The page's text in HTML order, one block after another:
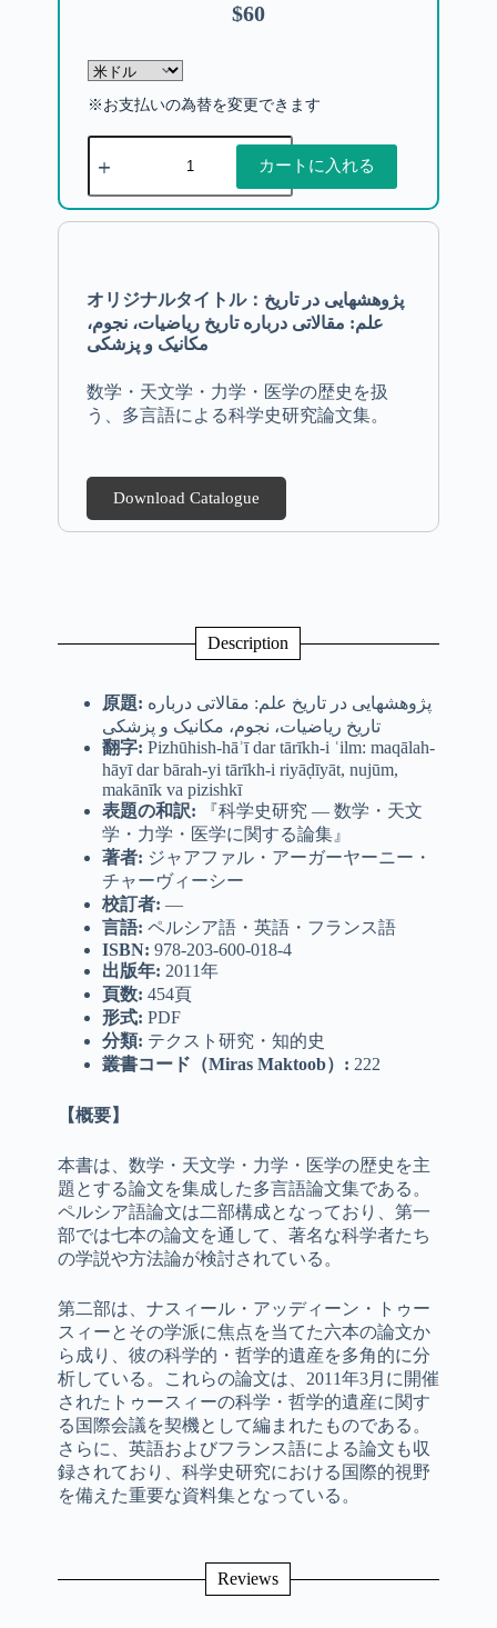
$60
※お支払いの為替を変更できます
カートに入れる
オリジナルタイトル：پژوهشهایی در تاریخ
علم: مقالاتی درباره تاریخ ریاضیات، نجوم،
مکانیک و پزشکی
数学・天文学・力学・医学の歴史を扱
う、多言語による科学史研究論文集。
Download Catalogue
Description
原題:
تاریخ ریاضیات، نجوم، مکانیک و پزشکی
翻字: Pizhūhish-hāʾī dar tārīkh-i ʿilm: maqālah-
hāyī dar bārah-yi tārīkh-i riyāḍīyāt, nujūm,
makānīk va pizishkī
表題の和訳: 『科学史研究 ― 数学・天文
学・力学・医学に関する論集』
著者: ジャアファル・アーガーヤーニー・
チャーヴィーシー
校訂者: ―
言語: ペルシア語・英語・フランス語
ISBN: 978-203-600-018-4
出版年: 2011年
頁数: 454頁
形式: PDF
分類: テクスト研究・知的史
叢書コード（Miras Maktoob） : 222
【概要】
本書は、数学・天文学・力学・医学の歴史を主
題とする論文を集成した多言語論文集である。
ペルシア語論文は二部構成となっており、第一
部では七本の論文を通して、著名な科学者たち
の学説や方法論が検討されている。
第二部は、ナスィール・アッディーン・トゥー
スィーとその学派に焦点を当てた六本の論文か
ら成り、彼の科学的・哲学的遺産を多角的に分
析している。これらの論文は、2011年3月に開催
されたトゥースィーの科学・哲学的遺産に関す
る国際会議を契機として編まれたものである。
さらに、英語およびフランス語による論文も収
録されており、科学史研究における国際的視野
を備えた重要な資料集となっている。
Reviews